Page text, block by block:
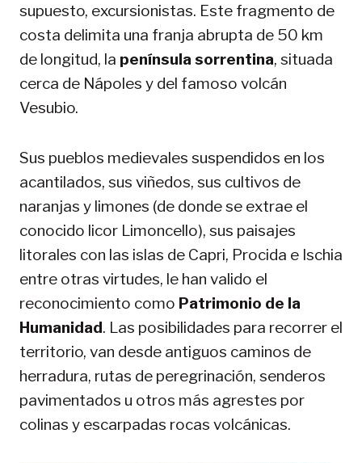
supuesto, excursionistas. Este fragmento de
costa delimita una franja abrupta de 50 km
de longitud, la península sorrentina, situada
cerca de Nápoles y del famoso volcán
Vesubio.
Sus pueblos medievales suspendidos en los
acantilados, sus viñedos, sus cultivos de
naranjas y limones (de donde se extrae el
conocido licor Limoncello), sus paisajes
litorales con las islas de Capri, Procida e Ischia
entre otras virtudes, le han valido el
reconocimiento como Patrimonio de la
Humanidad. Las posibilidades para recorrer el
territorio, van desde antiguos caminos de
herradura, rutas de peregrinación, senderos
pavimentados u otros más agrestes por
colinas y escarpadas rocas volcánicas.